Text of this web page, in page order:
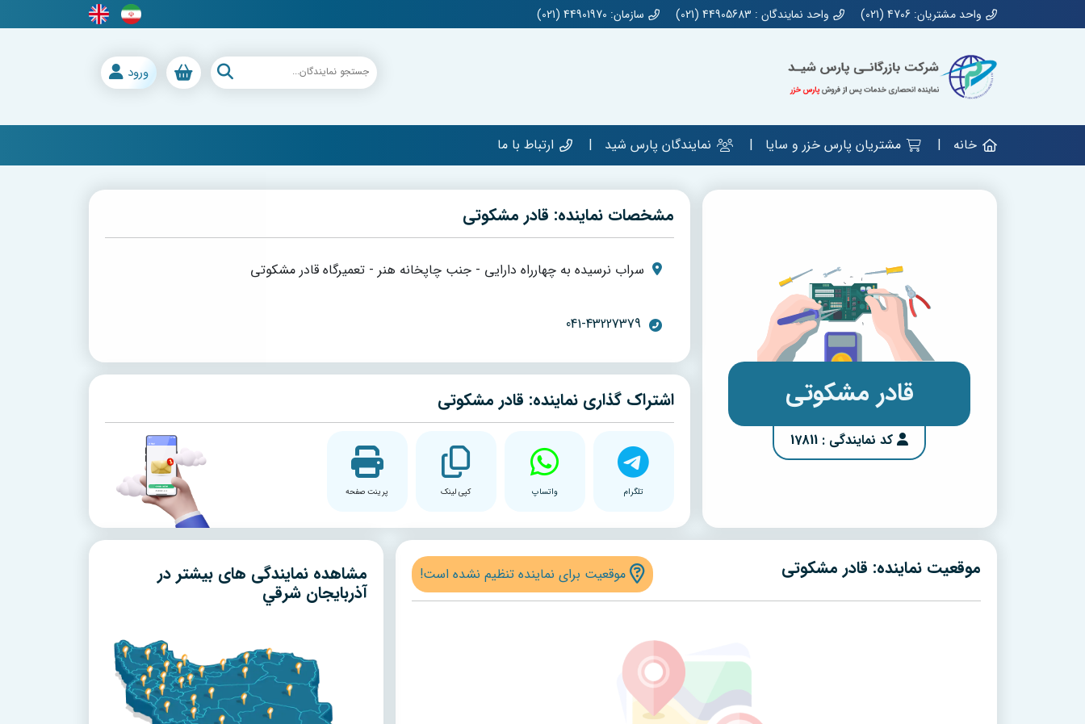
واحد مشتریان: 4706 (021) واحد نمایندگان : 44905683 (021) سازمان: 44901970 (021)
ورود
خانه مشتریان پارس خزر و سایا نمایندگان پارس شید ارتباط با ما
قادر مشکوتی
کد نمایندگی : 17811
مشخصات نماینده: قادر مشکوتی
سراب نرسیده به چهارراه دارایی - جنب چاپخانه هنر - تعمیرگاه قادر مشکوتی
041-43227379
اشتراک گذاری نماینده: قادر مشکوتی
تلگرام واتساپ کپی لینک پرینت صفحه
موقعیت نماینده: قادر مشکوتی موقعیت برای نماینده تنظیم نشده است! مشاهده نمایندگی های بیشتر در
آذربايجان شرقي